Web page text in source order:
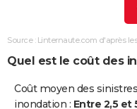
et/ou
Boue
14/03/2011
Inondations
12/11/1999
Source : Linternaute.com d'après
Quel est le coût des
Coût moyen des sinistres
inondation : Entre 2,5 et